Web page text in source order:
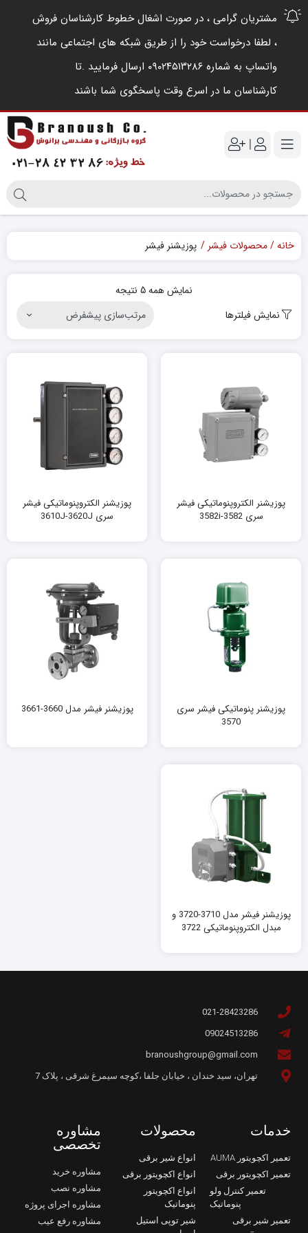
مشتریان گرامی ، در صورت اشغال خطوط کارشناسان فروش
، لطفا درخواست خود را از طریق شبکه های اجتماعی مانند
واتساپ به شماره ۰۹۰۲۴۵۱۳۲۸۶ ارسال فرمایید .‌تا
کارشناسان ما در اسرع وقت پاسخگوی شما باشند
|
خانه محصولات فیشر پوزیشنر فیشر
نمایش همه 5 نتیجه
نمایش فیلترها
پوزیشنر الکتروپنوماتیکی فیشر
سری 3582-3582i
پوزیشنر الکتروپنوماتیکی فیشر
سری 3610J-3620J
پوزیشنر پنوماتیکی فیشر سری
3570
پوزیشنر فیشر مدل 3660-3661
پوزیشنر فیشر مدل 3710-3720 و
مبدل الکتروپنوماتیکی 3722
021-28423286
09024513286
branoushgroup@gmail.com
تهران، سید خندان ، خیابان جلفا ،کوچه سیمرغ شرقی ، پلاک 7
خدمات
تعمیر اکچویتور AUMA
تعمیر اکچویتور برقی
تعمیر کنترل ولو
پنوماتیک
تعمیر شیر برقی
محصولات
انواع شیر برقی
انواع اکچویتور برقی
انواع اکچویتور
پنوماتیک
شیر توپی استیل
مشاوره
تخصصی
مشاوره خرید
مشاوره نصب
مشاوره اجرای پروژه
مشاوره رفع عیب